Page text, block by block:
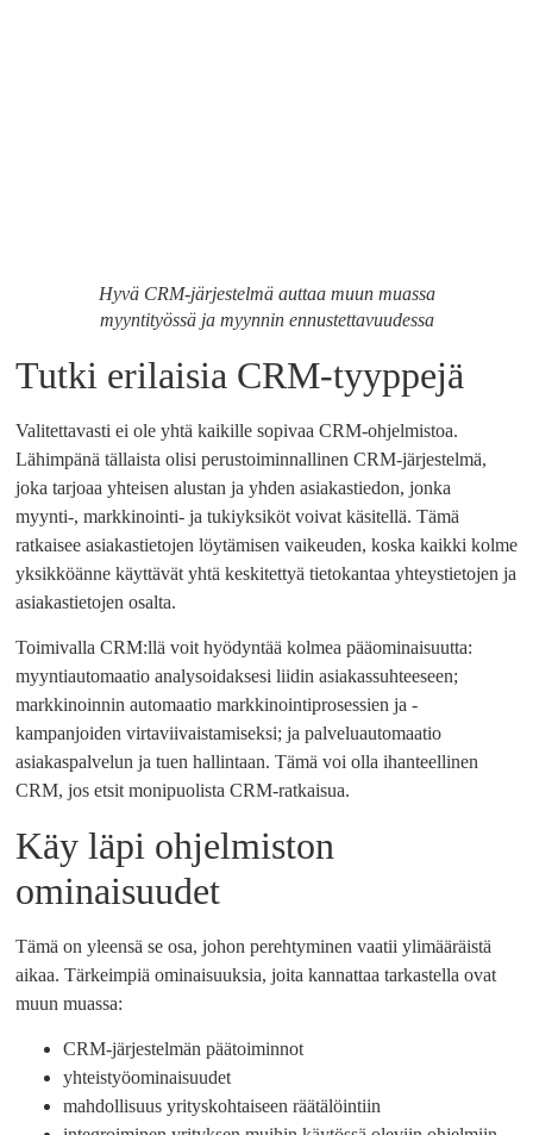
Hyvä CRM-järjestelmä auttaa muun muassa
myyntityössä ja myynnin ennustettavuudessa
Tutki erilaisia ​​CRM-tyyppejä
Valitettavasti ei ole yhtä kaikille sopivaa CRM-ohjelmistoa.
Lähimpänä tällaista olisi perustoiminnallinen CRM-järjestelmä,
joka tarjoaa yhteisen alustan ja yhden asiakastiedon, jonka
myynti-, markkinointi- ja tukiyksiköt voivat käsitellä. Tämä
ratkaisee asiakastietojen löytämisen vaikeuden, koska kaikki kolme
yksikköänne käyttävät yhtä keskitettyä tietokantaa yhteystietojen ja
asiakastietojen osalta.
Toimivalla CRM:llä voit hyödyntää kolmea pääominaisuutta:
myyntiautomaatio analysoidaksesi liidin asiakassuhteeseen;
markkinoinnin automaatio markkinointiprosessien ja -
kampanjoiden virtaviivaistamiseksi; ja palveluautomaatio
asiakaspalvelun ja tuen hallintaan. Tämä voi olla ihanteellinen
CRM, jos etsit monipuolista CRM-ratkaisua.
Käy läpi ohjelmiston
ominaisuudet
Tämä on yleensä se osa, johon perehtyminen vaatii ylimääräistä
aikaa. Tärkeimpiä ominaisuuksia, joita kannattaa tarkastella ovat
muun muassa:
CRM-järjestelmän päätoiminnot
yhteistyöominaisuudet
mahdollisuus yrityskohtaiseen räätälöintiin